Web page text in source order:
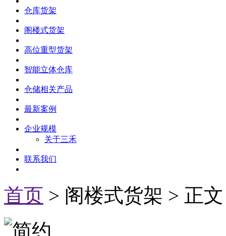
仓库货架
阁楼式货架
高位重型货架
智能立体仓库
仓储相关产品
最新案例
企业规模
关于三禾
联系我们
首页 > 阁楼式货架 > 正文